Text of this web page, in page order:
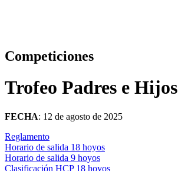
Competiciones
Trofeo Padres e Hijos
FECHA: 12 de agosto de 2025
Reglamento
Horario de salida 18 hoyos
Horario de salida 9 hoyos
Clasificación HCP 18 hoyos